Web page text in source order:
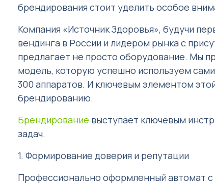
брендирования стоит уделить особое
Компания «Источник Здоровья», будучи
вендинга в России и лидером рынка с
предлагает не просто оборудование. Мы
модель, которую успешно используем
300 аппаратов. И ключевым элементом
брендированию.
Брендирование выступает ключевым
задач.
1. Формирование доверия и репутации
Профессионально оформленный автомат